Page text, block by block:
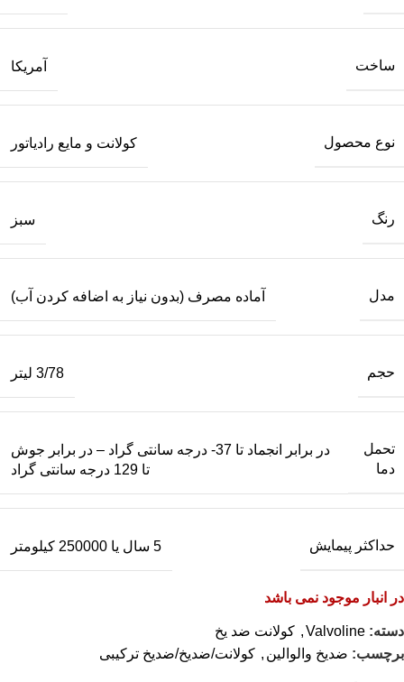
ساخت آمریکا
نوع محصول کولانت و مایع رادیاتور
رنگ سبز
مدل آماده مصرف (بدون نیاز به اضافه کردن آب)
حجم 3/78 لیتر
تحمل
دما
در برابر انجماد تا 37- درجه سانتی گراد – در برابر جوش
تا 129 درجه سانتی گراد
حداکثر پیمایش 5 سال یا 250000 کیلومتر
در انبار موجود نمی باشد
دسته: Valvoline
, کولانت ضد یخ
برچسب: ضدیخ والوالین , کولانت/ضدیخ/ضدیخ ترکیبی